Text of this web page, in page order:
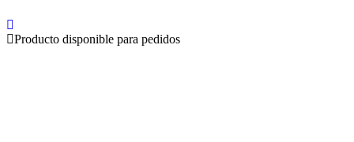
Producto disponible para pedidos